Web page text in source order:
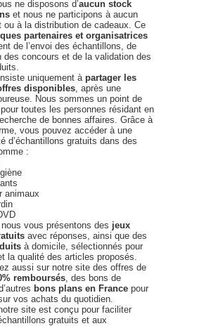
ne disposons d’aucun stock
et nous ne participons à aucun
ou à la distribution de cadeaux. Ce
partenaires et organisatrices
de l’envoi des échantillons, de
des concours et de la validation des
uniquement à partager les
disponibles , après une
Nous sommes un point de
toutes les personnes résidant en
de bonnes affaires. Grâce à
vous pouvez accéder à une
d’échantillons gratuits dans des
:
animaux
vous présentons des jeux
avec réponses, ainsi que des
à domicile, sélectionnés pour
la qualité des articles proposés.
aussi sur notre site des offres de
remboursés , des bons de
bons plans en France pour
vos achats du quotidien.
site est conçu pour faciliter
gratuits et aux